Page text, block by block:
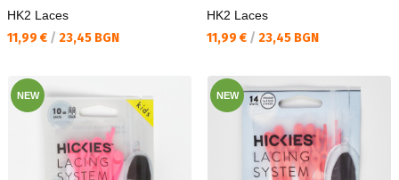
HK2 Laces
Текуща цена:
11,99 € / 23,45 BGN
HK2 Laces
Текуща цена:
11,99 € / 23,45 BGN
NEW NEW